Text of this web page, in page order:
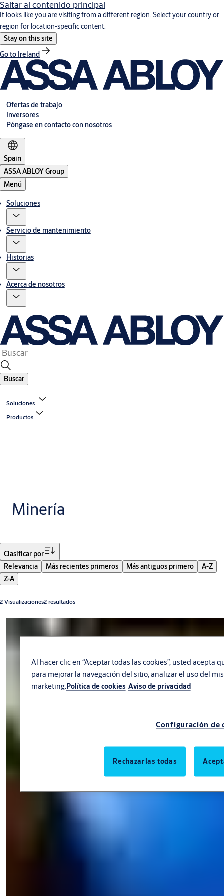
Saltar al contenido principal
It looks like you are visiting from a different region. Select your country or
region for location-specific content.
Stay on this site
Go to Ireland
Ofertas de trabajo
Inversores
Póngase en contacto con nosotros
Spain
ASSA ABLOY Group
Menú
Soluciones
Servicio de mantenimiento
Historias
Acerca de nosotros
Buscar
Soluciones
Productos
Minería
Clasificar por
Relevancia
Más recientes primeros Más antiguos primero
A-Z
Z-A
2 Visualizaciones2 resultados
Al hacer clic en “Aceptar todas las cookies”, usted acepta
para mejorar la navegación del sitio, analizar el uso del
marketing. Política de cookies Aviso de privacidad
Configuración de
Rechazarlas todas